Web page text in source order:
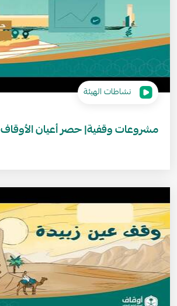
نشاطات الهيئة
مشروعات وقفية| حصر أعيان الأوقاف